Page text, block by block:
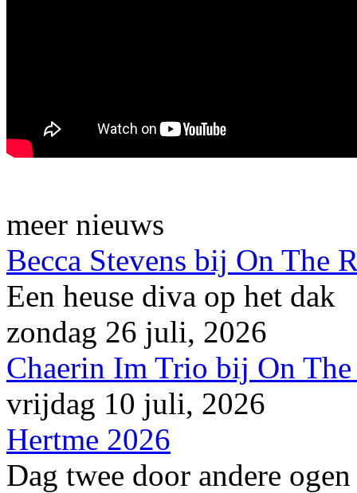
meer nieuws
Becca Stevens bij On The
Een heuse diva op het dak
zondag 26 juli, 2026
Chaerin Im Trio bij On
vrijdag 10 juli, 2026
Hertme 2026
Dag twee door andere